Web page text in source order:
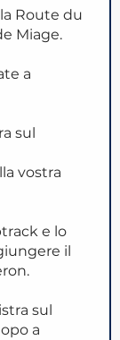
Route du
Miage.
a
sul
vostra
e lo
il
sul
a